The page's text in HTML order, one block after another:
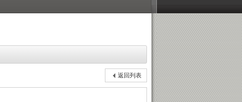
返回列表